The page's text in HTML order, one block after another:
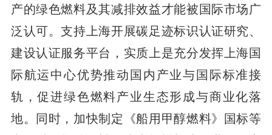
产的绿色燃料及其减排效益才能被国际市场广
泛认可。支持上海开展碳足迹标识认证研究、
建设认证服务平台，实质上是充分发挥上海国
际航运中心优势推动国内产业与国际标准接
轨，促进绿色燃料产业生态形成与商业化落
地。同时，加快制定《船用甲醇燃料》国标等